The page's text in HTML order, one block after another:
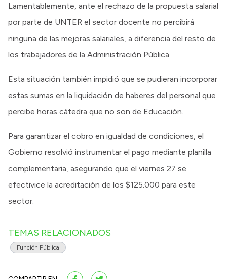
Lamentablemente, ante el rechazo de la propuesta salarial
por parte de UNTER el sector docente no percibirá
ninguna de las mejoras salariales, a diferencia del resto de
los trabajadores de la Administración Pública.
Esta situación también impidió que se pudieran incorporar
estas sumas en la liquidación de haberes del personal que
percibe horas cátedra que no son de Educación.
Para garantizar el cobro en igualdad de condiciones, el
Gobierno resolvió instrumentar el pago mediante planilla
complementaria, asegurando que el viernes 27 se
efectivice la acreditación de los $125.000 para este
sector.
TEMAS RELACIONADOS
Función Pública